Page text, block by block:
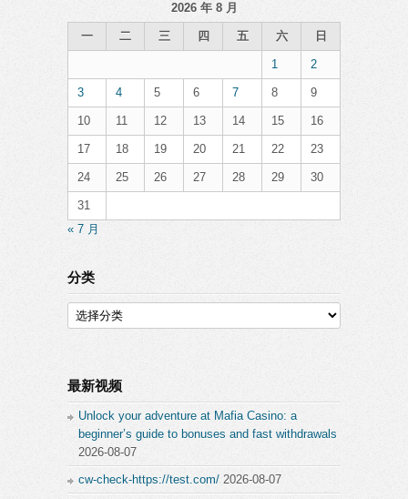
2026 年 8 月
一 二 三 四 五 六 日
1 2
3 4 5 6 7 8 9
10 11 12 13 14 15 16
17 18 19 20 21 22 23
24 25 26 27 28 29 30
31
« 7 月
分类
分
类
最新视频
Unlock your adventure at Mafia Casino: a
beginner’s guide to bonuses and fast withdrawals
2026-08-07
cw-check-https://test.com/ 2026-08-07